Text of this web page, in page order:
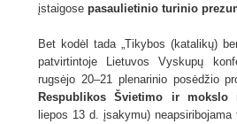
įstaigose pasaulietinio turinio
Bet kodėl tada „Tikybos (katalikų)
patvirtintoje Lietuvos Vyskupų
rugsėjo 20–21 plenarinio posėdžio
Respublikos Švietimo ir mokslo
liepos 13 d. įsakymu) neapsiribojama